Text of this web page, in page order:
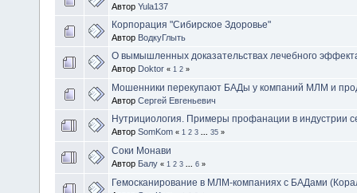
Автор Yula137
Корпорация "Сибирское Здоровье"
Автор ВодкуГлыть
О вымышленных доказательствах лечебного
Автор Doktor « 1 2 »
Мошенники перекупают БАДы у компаний МЛМ и
Автор Сергей Евгеньевич
Нутрициология. Примеры профанации в индустрии
Автор SomKom « 1 2 3 35 »
Соки Монави
Автор Балу « 1 2 3 6 »
Гемосканирование в МЛМ-компаниях с БАДами